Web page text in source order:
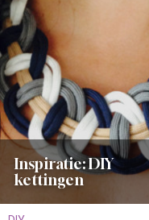
Inspiratie: DIY
kettingen